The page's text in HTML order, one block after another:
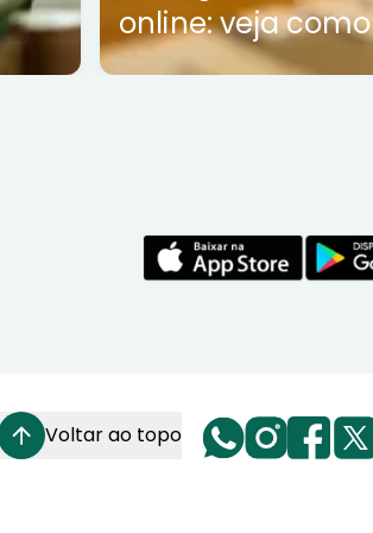
online: veja como
funciona
Voltar ao topo